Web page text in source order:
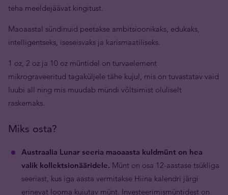
teha meeldejäävat kingitust.
Maoaastal sündinuid peetakse ambitsioonikaks, edukaks,
intelligentseks, iseseisvaks ja karismaatiliseks.
1 oz, 2 oz ja 10 oz müntidel on turvaelement
mikrograveeritud tagaküljele tähe kujul, mis on tuvastatav vaid
luubi all ning mis muudab mündi võltsimist oluliselt
raskemaks.
Miks osta?
Austraalia Lunar seeria maoaasta kuldmünt on hea
valik kollektsionääridele. Münt on osa 12-aastase tsükliga
seeriast, kus iga aasta vermitakse Hiina kalendri järgi
erinevat looma kujutav münt. Investeerimismüntidest on